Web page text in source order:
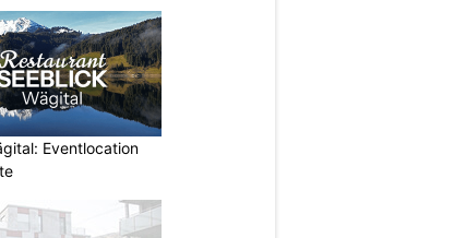
Eventlocation